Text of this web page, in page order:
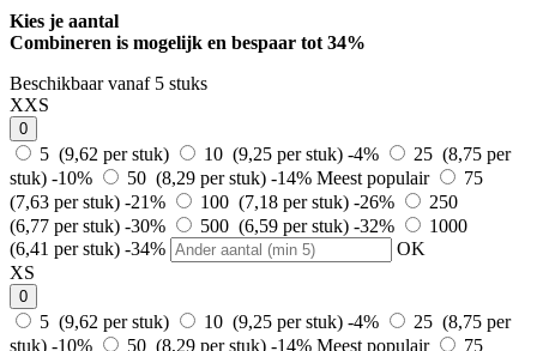
Kies je aantal
Combineren is mogelijk en bespaar tot 34%
Beschikbaar vanaf 5 stuks
XXS
0
5 (9,62 per stuk) 10 (9,25 per stuk) -4%
25 (8,75 per
stuk) -10% 50 (8,29 per stuk) -14% Meest populair
75
(7,63 per stuk) -21% 100 (7,18 per stuk) -26%
250
(6,77 per stuk) -30% 500 (6,59 per stuk) -32%
1000
(6,41 per stuk) -34%
OK
XS
0
5 (9,62 per stuk) 10 (9,25 per stuk) -4%
25 (8,75 per
stuk) -10% 50 (8,29 per stuk) -14% Meest populair
75